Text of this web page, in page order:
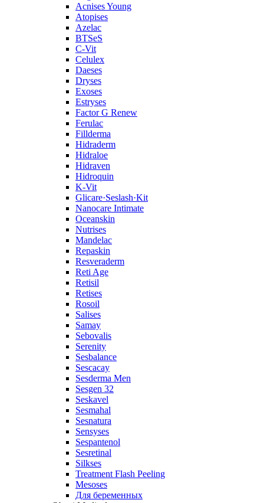
Acnises Young
Atopises
Azelac
BTSeS
C‑Vit
Celulex
Daeses
Dryses
Exoses
Estryses
Factor G Renew
Ferulac
Fillderma
Hidraderm
Hidraloe
Hidraven
Hidroquin
K-Vit
Glicare·Seslash·Kit
Nanocare Intimate
Oceanskin
Nutrises
Mandelac
Repaskin
Resveraderm
Reti Age
Retisil
Retises
Rosoil
Salises
Samay
Sebovalis
Serenity
Sesbalance
Sescacay
Sesderma Men
Sesgen 32
Seskavel
Sesmahal
Sesnatura
Sensyses
Sespantenol
Sesretinal
Silkses
Treatment Flash Peeling
Mesoses
Для беременных